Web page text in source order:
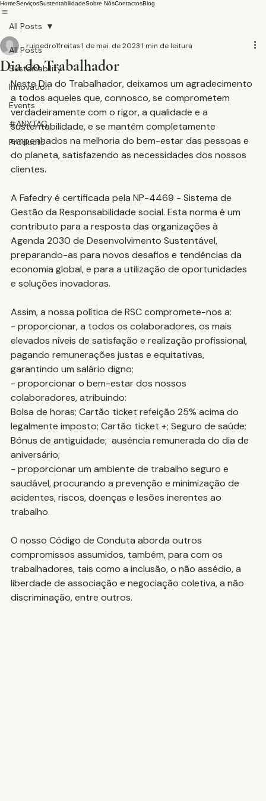
HomeServiçosSustentabilidadeSobre NósContactosBlog
All Posts
Sustainability
Innovation
Events
#ANYTAG
Products
All Posts
Dia do Trabalhador
ruipedro1freitas1 de mai. de 20231 min de leitura
Neste Dia do Trabalhador, deixamos um agradecimento
a todos aqueles que, connosco, se comprometem
verdadeiramente com o rigor, a qualidade e a
sustentabilidade, e se mantêm completamente
empenhados na melhoria do bem-estar das pessoas e
do planeta, satisfazendo as necessidades dos nossos
clientes.
A Fafedry é certificada pela NP-4469 - Sistema de
Gestão da Responsabilidade social. Esta norma é um
contributo para a resposta das organizações à
Agenda 2030 de Desenvolvimento Sustentável,
preparando-as para novos desafios e tendências da
economia global, e para a utilização de oportunidades
e soluções inovadoras.
Assim, a nossa política de RSC compromete-nos a:
- proporcionar, a todos os colaboradores, os mais
elevados níveis de satisfação e realização profissional,
pagando remunerações justas e equitativas,
garantindo um salário digno;
- proporcionar o bem-estar dos nossos
colaboradores, atribuindo:
Bolsa de horas; Cartão ticket refeição 25% acima do
legalmente imposto; Cartão ticket +; Seguro de saúde;
Bónus de antiguidade;  ausência remunerada do dia de
aniversário;
- proporcionar um ambiente de trabalho seguro e
saudável, procurando a prevenção e minimização de
acidentes, riscos, doenças e lesões inerentes ao
trabalho.
O nosso Código de Conduta aborda outros
compromissos assumidos, também, para com os
trabalhadores, tais como a inclusão, o não assédio, a
liberdade de associação e negociação coletiva, a não
discriminação, entre outros.